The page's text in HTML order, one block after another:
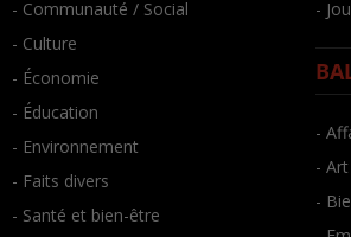
- Communauté / Social
- Culture
- Économie
- Éducation
- Environnement
- Faits divers
- Santé et bien-être
-
-
-
-